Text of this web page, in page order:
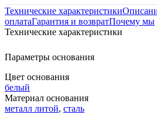
Технические характеристики
оплатаГарантия и возвратПочему мы
Технические характеристики
Параметры основания
Цвет основания
белый
Материал основания
металл литой, сталь